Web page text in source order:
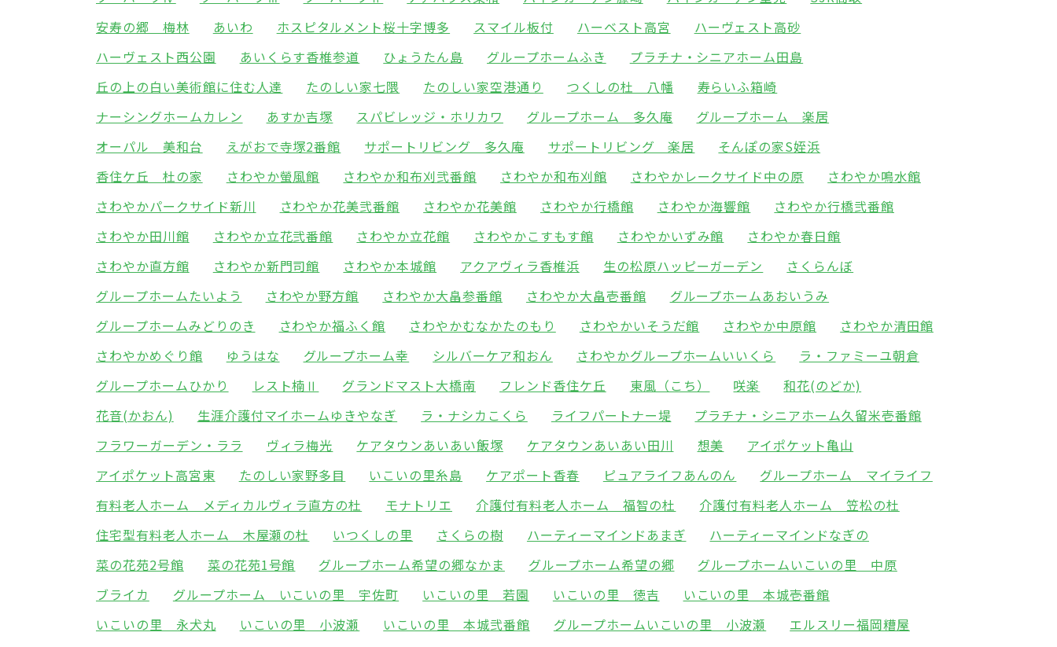
安寿の郷 梅林
あいわ ホスピタルメント桜十字博多 スマイル板付 ハーベスト高宮
ハーヴェスト高砂
ハーヴェスト西公園
あいくらす香椎参道 ひょうたん島 グループホームふき
プラチナ・シニアホーム田島
丘の上の白い美術館に住む人達
たのしい家七隈 たのしい家空港通り つくしの杜 八幡
寿らいふ箱崎
ナーシングホームカレン
あすか吉塚 スパビレッジ・ホリカワ グループホーム 多久庵
グループホーム 楽居
オーパル 美和台
えがおで寺塚2番館 サポートリビング 多久庵 サポートリビング 楽居
そんぽの家S姪浜
香住ケ丘 杜の家
さわやか螢風館 さわやか和布刈弐番館 さわやか和布刈館 さわやかレークサイド中の原
さわやか鳴水館
さわやかパークサイド新川
さわやか花美弐番館 さわやか花美館 さわやか行橋館 さわやか海響館
さわやか行橋弐番館
さわやか田川館
さわやか立花弐番館 さわやか立花館 さわやかこすもす館 さわやかいずみ館
さわやか春日館
さわやか直方館
さわやか新門司館 さわやか本城館 アクアヴィラ香椎浜 生の松原ハッピーガーデン
さくらんぼ
グループホームたいよう
さわやか野方館 さわやか大畠参番館 さわやか大畠壱番館
グループホームあおいうみ
グループホームみどりのき
さわやか福ふく館 さわやかむなかたのもり さわやかいそうだ館 さわやか中原館
さわやか清田館
さわやかめぐり館
ゆうはな グループホーム幸 シルバーケア和おん さわやかグループホームいいくら
ラ・ファミーユ朝倉
グループホームひかり
レスト楠Ⅱ グランドマスト大橋南 フレンド香住ケ丘 東風（こち） 咲楽
和花(のどか)
花音(かおん)
生涯介護付マイホームゆきやなぎ ラ・ナシカこくら ライフパートナー堤
プラチナ・シニアホーム久留米壱番館
フラワーガーデン・ララ
ヴィラ梅光 ケアタウンあいあい飯塚 ケアタウンあいあい田川 想美
アイポケット亀山
アイポケット高宮東
たのしい家野多目 いこいの里糸島 ケアポート香春 ピュアライフあんのん
グループホーム マイライフ
有料老人ホーム メディカルヴィラ直方の杜
モナトリエ 介護付有料老人ホーム 福智の杜
介護付有料老人ホーム 笠松の杜
住宅型有料老人ホーム 木屋瀬の杜
いつくしの里 さくらの樹 ハーティーマインドあまぎ
ハーティーマインドなぎの
菜の花苑2号館
菜の花苑1号館 グループホーム希望の郷なかま グループホーム希望の郷
グループホームいこいの里 中原
ブライカ
グループホーム いこいの里 宇佐町 いこいの里 若園 いこいの里 徳吉
いこいの里 本城壱番館
いこいの里 永犬丸
いこいの里 小波瀬 いこいの里 本城弐番館 グループホームいこいの里 小波瀬
エルスリー福岡糟屋